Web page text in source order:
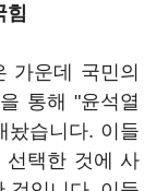
힘
가운데 국민의
통해 "윤석열
놨습니다. 이들
선택한 것에 사